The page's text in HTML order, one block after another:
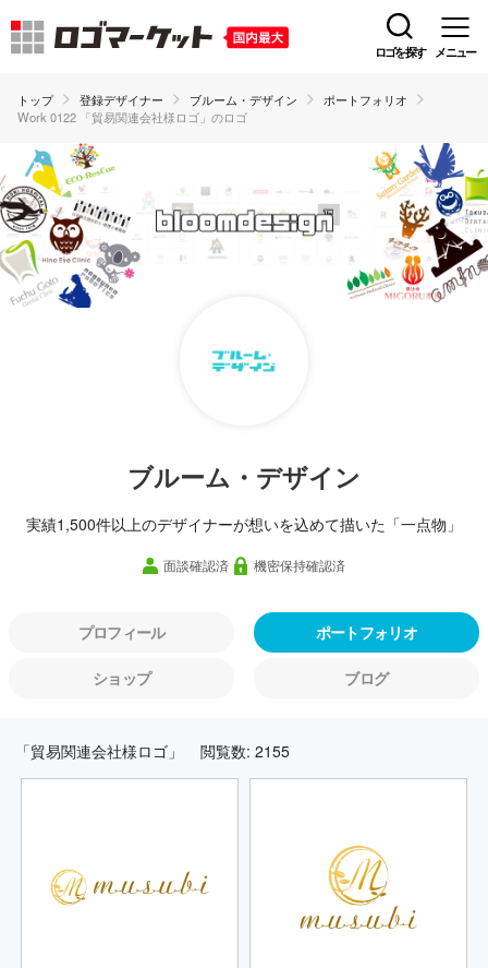
ロゴを探す メニュー
トップ 登録デザイナー ブルーム・デザイン
ポートフォリオ
Work 0122 「貿易関連会社様ロゴ」のロゴ
ブルーム・デザイン
実績1,500件以上のデザイナーが想いを込めて描いた「一点物」
面談確認済 機密保持確認済
プロフィール ポートフォリオ
ショップ ブログ
「貿易関連会社様ロゴ」 閲覧数: 2155